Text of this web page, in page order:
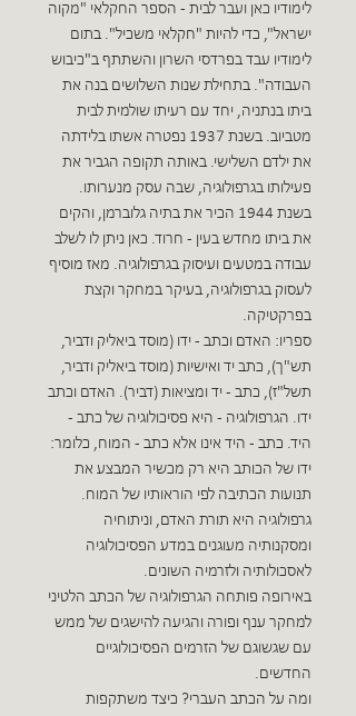
לימודיו כאן ועבר לבית - הספר החקלאי "מקוה
ישראל", כדי להיות "חקלאי משכיל". בתום
לימודיו עבד בפרדסי השרון והשתתף ב"כיבוש
העבודה". בתחילת שנות השלושים בנה את
ביתו בנתניה, יחד עם רעיתו שולמית לבית
מטביוב. בשנת 1937 נפטרה אשתו בלידתה
את ילדם השלישי. באותה תקופה הגביר את
פעילותו בגרפולוגיה, שבה עסק מנערותו.
בשנת 1944 הכיר את בתיה גלוברמן, והקים
את ביתו מחדש בעין - חרוד. כאן ניתן לו לשלב
עבודה במטעים ועיסוק בגרפולוגיה. מאז מוסיף
לעסוק בגרפולוגיה, בעיקר במחקר וקצת
בפרקטיקה.
ספריו: האדם וכתב - ידו (מוסד ביאליק ודביר,
תש"ך), כתב יד ואישיות (מוסד ביאליק ודביר,
תשל"ז), כתב - יד ומציאות (דביר). האדם וכתב
ידו. הגרפולוגיה - היא פסיכולוגיה של כתב -
היד. כתב - היד אינו אלא כתב - המוח, כלומר:
ידו של הכותב היא רק מכשיר המבצע את
תנועות הכתיבה לפי הוראותיו של המוח.
גרפולוגיה היא תורת האדם, וניתוחיה
ומסקנותיה מעוגנים במדע הפסיכולוגיה
לאסכולותיה ולזרמיה השונים.
באירופה פותחה הגרפולוגיה של הכתב הלטיני
למחקר ענף ופורה והגיעה להישגים של ממש
עם שגשוגם של הזרמים הפסיכולוגיים
החדשים.
ומה על הכתב העברי? כיצד משתקפות